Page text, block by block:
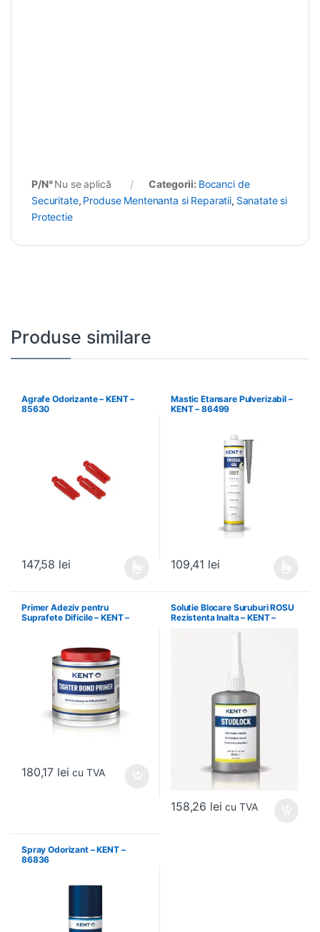
P/N°Nu se aplică Categorii: Bocanci de
Securitate, Produse Mentenanta si Reparatii, Sanatate si
Protectie
Produse similare
Agrafe Odorizante – KENT –
85630
147,58 lei
Mastic Etansare Pulverizabil –
KENT – 86499
109,41 lei
Primer Adeziv pentru
Suprafete Dificile – KENT –
180,17 lei cu TVA
Solutie Blocare Suruburi ROSU
Rezistenta Inalta – KENT –
158,26 lei cu TVA
Spray Odorizant – KENT –
86836